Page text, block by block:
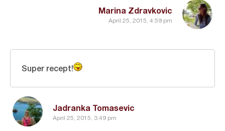
Marina Zdravkovic
April 25, 2015, 4:59 pm
Jadranka Tomasevic
April 25, 2015, 3:49 pm
Super recept!